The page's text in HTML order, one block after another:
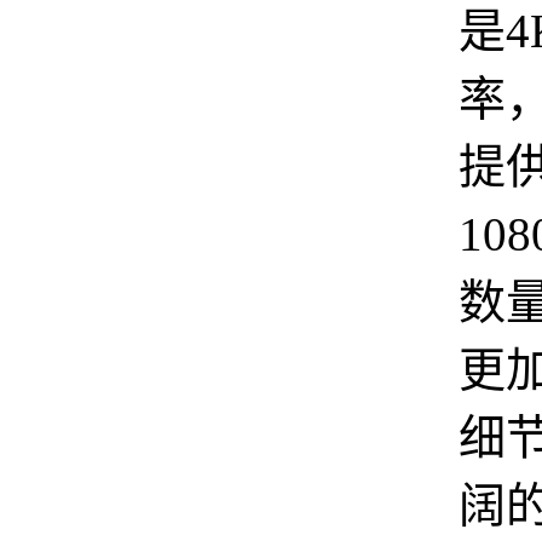
是
率
提
数
更
细
阔